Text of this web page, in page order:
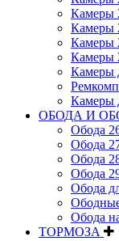
Камеры
Камеры
Камеры
Камеры
Камеры
Камеры
ОБОДА И
Обода
Обода
Обода
Обода
Обода
Обода
ТОРМОЗА